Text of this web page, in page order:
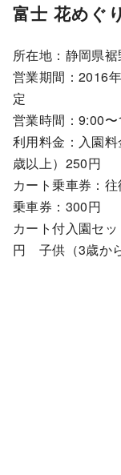
富士 花めぐ
所在地：静岡県
営業期間：2016
定
営業時間：9:00
利用料金：入園
歳以上）250円
カート乗車券：
乗車券：300円
カート付入園セ
円 子供（3歳か